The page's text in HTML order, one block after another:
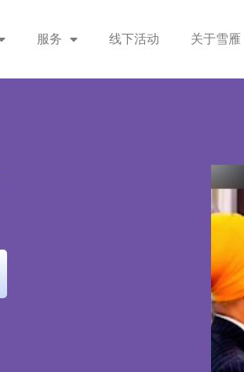
服务 线下活动 关于雪雁